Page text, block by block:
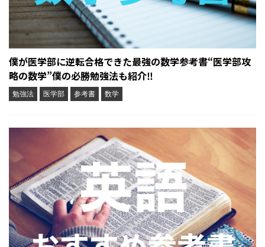
僕が医学部に逆転合格できた最強の数学参考書“医学部攻
略の数学”僕の必勝勉強法も紹介‼︎
勉強法 医学部 参考書 数学